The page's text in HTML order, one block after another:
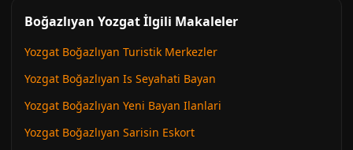
Boğazlıyan Yozgat İlgili Makaleler
Yozgat Boğazlıyan Turistik Merkezler
Yozgat Boğazlıyan Is Seyahati Bayan
Yozgat Boğazlıyan Yeni Bayan Ilanlari
Yozgat Boğazlıyan Sarisin Eskort